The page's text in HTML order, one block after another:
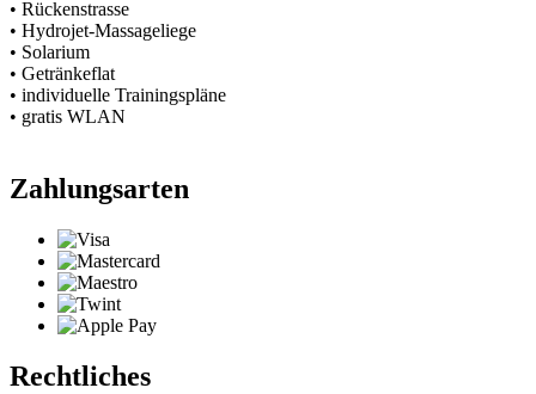
• Rückenstrasse
• Hydrojet-Massageliege
• Solarium
• Getränkeflat
• individuelle Trainingspläne
• gratis WLAN
Zahlungsarten
Rechtliches